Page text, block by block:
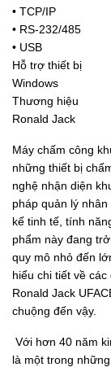
• TCP/IP
• RS-232/485
• USB
Hỗ trợ thiết bị
Windows
Thương hiệu
Ronald Jack
Máy chấm công
những thiết bị
nghệ nhận diện
pháp quản lý
kế tinh tế, tính
phẩm này đang
quy mô nhỏ đến
hiểu chi tiết về
Ronald Jack
chuộng đến vậy.
Với hơn 40 năm
là một trong